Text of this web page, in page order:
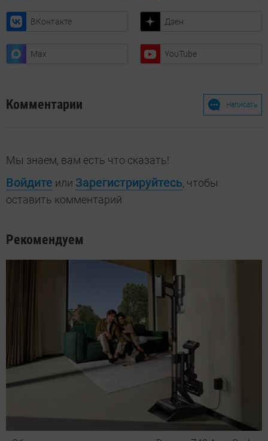
ВКонтакте Дзен
Max YouTube
Комментарии Написать
Мы знаем, вам есть что сказать!
Войдите или Зарегистрируйтесь, чтобы
оставить комментарий
Рекомендуем